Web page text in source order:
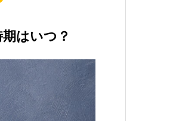
はいつ？